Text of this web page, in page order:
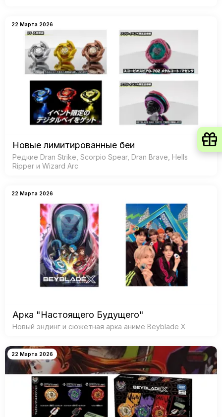
22 Марта 2026
Новые лимитированные беи
Редкие Dran Strike, Scorpio Spear, Dran Brave, Hells
Ripper и Wizard Arc
22 Марта 2026
Арка "Настоящего Будущего"
Новый эндинг и сюжетная арка аниме Beyblade X
22 Марта 2026